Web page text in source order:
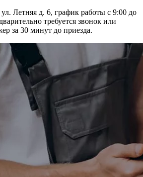
Летняя д. 6, график работы с 9:00 до
требуется звонок или
за 30 минут до приезда.